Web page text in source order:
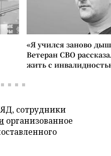
«Я учился заново
Ветеран СВО
жить с
сотрудники
организованное